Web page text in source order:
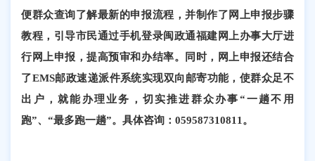
便群众查询了解最新的申报流程，并制作了网上申报步骤
教程，引导市民通过手机登录闽政通福建网上办事大厅进
行网上申报，提高预审和办结率。同时，网上申报还结合
了EMS邮政速递派件系统实现双向邮寄功能，使群众足不
出户，就能办理业务，切实推进群众办事“一趟不用
跑”、“最多跑一趟”。具体咨询：059587310811。